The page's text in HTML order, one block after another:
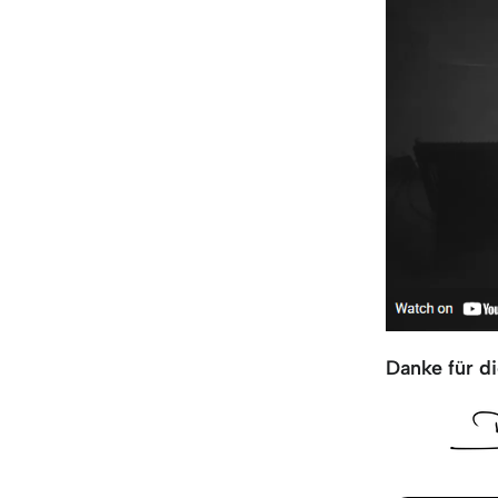
Danke für